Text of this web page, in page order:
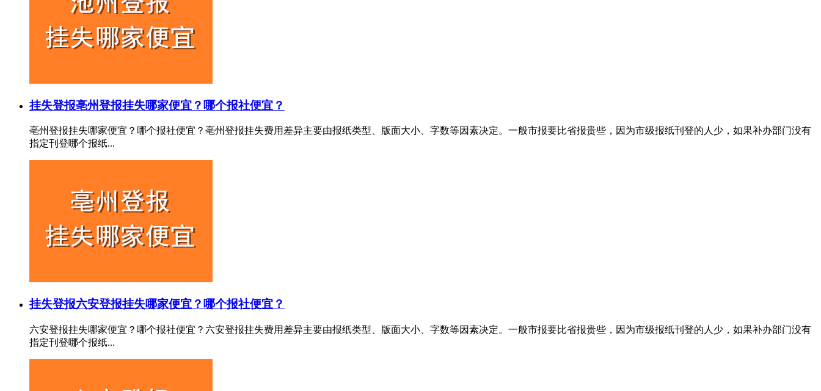
挂失登报亳州登报挂失哪家便宜？哪个报社便宜？
亳州登报挂失哪家便宜？哪个报社便宜？亳州登报挂失费用差异主要由报纸类型、版面大小、字数等因素决定。一般市报要比省报贵些，因为市级报纸刊登的人少，如果补办部门没有
指定刊登哪个报纸...
挂失登报六安登报挂失哪家便宜？哪个报社便宜？
六安登报挂失哪家便宜？哪个报社便宜？六安登报挂失费用差异主要由报纸类型、版面大小、字数等因素决定。一般市报要比省报贵些，因为市级报纸刊登的人少，如果补办部门没有
指定刊登哪个报纸...